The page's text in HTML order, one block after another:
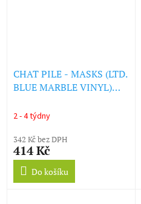
CHAT PILE - MASKS (LTD.
BLUE MARBLE VINYL)
2 - 4 týdny
342 Kč bez DPH
414 Kč
Do košíku